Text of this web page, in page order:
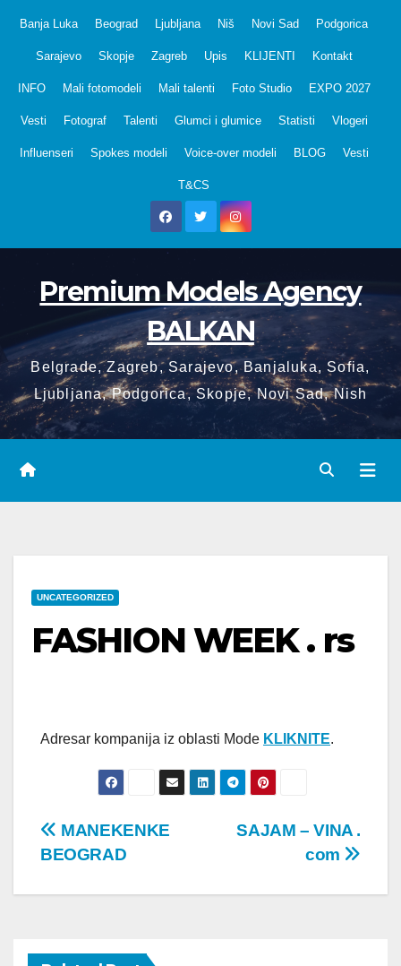
Banja Luka Beograd Ljubljana Niš Novi Sad Podgorica
Sarajevo Skopje Zagreb Upis KLIJENTI Kontakt
INFO Mali fotomodeli Mali talenti Foto Studio EXPO 2027
Vesti Fotograf Talenti Glumci i glumice Statisti Vlogeri
Influenseri Spokes modeli Voice-over modeli BLOG Vesti
T&CS
Premium Models Agency
BALKAN
Belgrade, Zagreb, Sarajevo, Banjaluka, Sofia,
Ljubljana, Podgorica, Skopje, Novi Sad, Nish
UNCATEGORIZED
FASHION WEEK . rs
Adresar kompanija iz oblasti Mode KLIKNITE.
Post
SAJAM – VINA .
com
MANEKENKE
BEOGRAD